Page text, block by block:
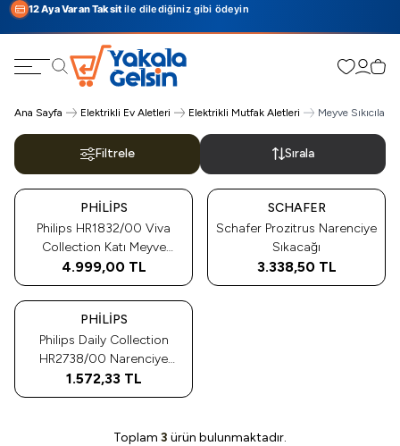
12 Aya Varan Taksit ile dilediğiniz gibi ödeyin
Favorilerim
Ana Sayfa Elektrikli Ev Aletleri Elektrikli Mutfak Aletleri Meyve Sıkıcılar
Filtrele Sırala
PHILIPS
Philips HR1832/00 Viva
Collection Katı Meyve
Sıkacağı
4.999,00TL
SCHAFER
Schafer Prozitrus Narenciye
Sıkacağı
3.338,50TL
PHILIPS
Philips Daily Collection
HR2738/00 Narenciye
Sıkacağı
1.572,33TL
Toplam 3 ürün bulunmaktadır.